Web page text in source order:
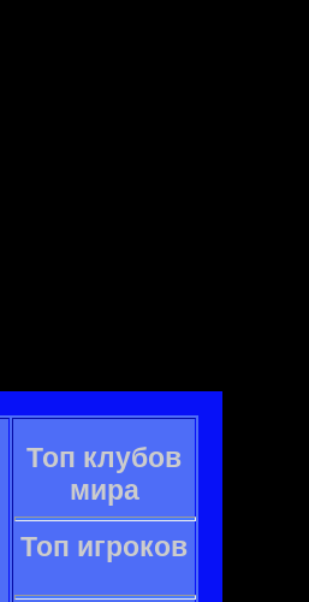
Топ клубов
мира
Топ игроков